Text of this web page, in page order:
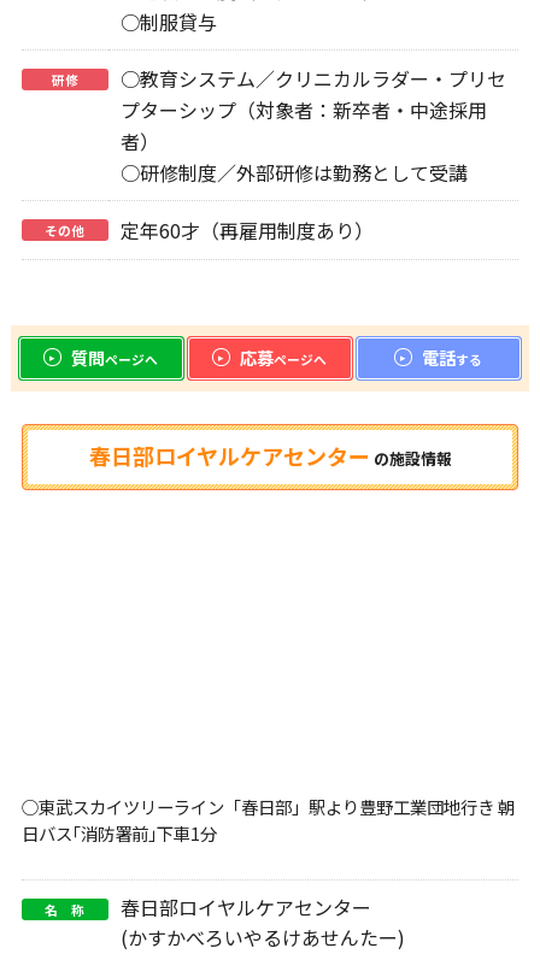
○制服貸与
研修
○教育システム／クリニカルラダー・プリセ
プターシップ（対象者：新卒者・中途採用
者）
○研修制度／外部研修は勤務として受講
その他 定年60才（再雇用制度あり）
質問ページへ 応募ページへ 電話する
春日部ロイヤルケアセンター の施設情報
○東武スカイツリーライン「春日部」駅より豊野工業団地行き 朝
日バス｢消防署前｣下車1分
名 称
春日部ロイヤルケアセンター
(かすかべろいやるけあせんたー)